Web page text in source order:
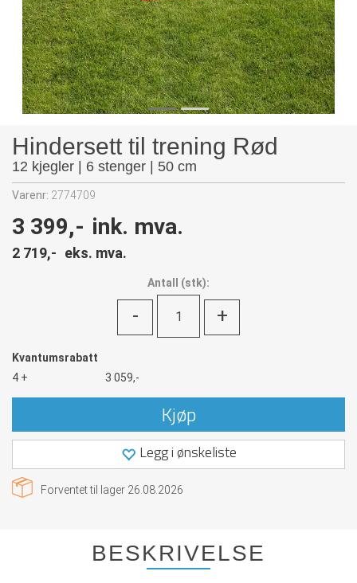
Hindersett til trening Rød
12 kjegler | 6 stenger | 50 cm
Varenr: 2774709
3 399,- ink. mva.
2 719,- eks. mva.
Antall (stk):
- +
Kvantumsrabatt
4 +
3 059,-
Kjøp
Legg i ønskeliste
Forventet til lager 26.08.2026
BESKRIVELSE